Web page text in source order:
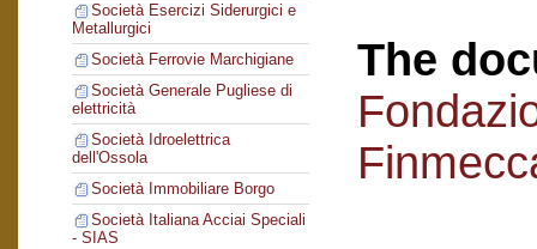
Società Esercizi Siderurgici e
Metallurgici
Società Ferrovie Marchigiane
Società Generale Pugliese di
elettricità
Società Idroelettrica
dell'Ossola
Società Immobiliare Borgo
Società Italiana Acciai Speciali
- SIAS
The